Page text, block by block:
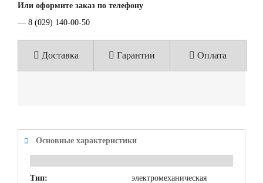
Или оформите заказ по телефону
— 8 (029) 140-00-50
Доставка Гарантии Оплата
Основные характеристики
Тип:
электромеханическая